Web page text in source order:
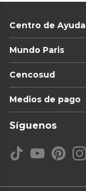
Centro de Ayuda
Mundo Paris
Cencosud
Medios de pago
Síguenos